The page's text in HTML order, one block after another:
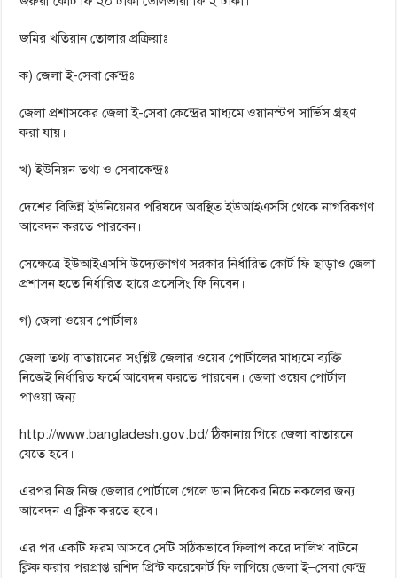
জমির খতিয়ান তোলার প্রক্রিয়াঃ
ক) জেলা ই-সেবা কেন্দ্রঃ
জেলা প্রশাসকের জেলা ই-সেবা কেন্দ্রের মাধ্যমে ওয়ানস্টপ সার্ভিস গ্রহণ
করা যায়।
খ) ইউনিয়ন তথ্য ও সেবাকেন্দ্রঃ
দেশের বিভিন্ন ইউনিয়েনর পরিষদে অবস্থিত ইউআইএসসি থেকে নাগরিকগণ
আবেদন করতে পারবেন।
সেক্ষেত্রে ইউআইএসসি উদ্যেক্তাগণ সরকার নির্ধারিত কোর্ট ফি ছাড়াও জেলা
প্রশাসন হতে নির্ধারিত হারে প্রসেসিং ফি নিবেন।
গ) জেলা ওয়েব পোর্টালঃ
জেলা তথ্য বাতায়নের সংশ্লিষ্ট জেলার ওয়েব পোর্টালের মাধ্যমে ব্যক্তি
নিজেই নির্ধারিত ফর্মে আবেদন করতে পারবেন। জেলা ওয়েব পোর্টাল
পাওয়া জন্য
http://www.bangladesh.gov.bd/ ঠিকানায় গিয়ে জেলা বাতায়নে
যেতে হবে।
এরপর নিজ নিজ জেলার পোর্টালে গেলে ডান দিকের নিচে নকলের জন্য
আবেদন এ ক্লিক করতে হবে।
এর পর একটি ফরম আসবে সেটি সঠিকভাবে ফিলাপ করে দালিখ বাটনে
ক্লিক করার পরপ্রাপ্ত রশিদ প্রিন্ট করেকোর্ট ফি লাগিয়ে জেলা ই–সেবা কেন্দ্র